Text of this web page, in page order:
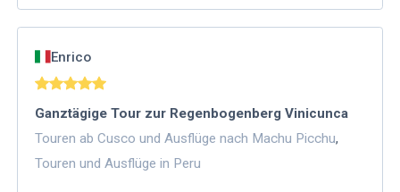
Enrico
Ganztägige Tour zur Regenbogenberg Vinicunca
Touren ab Cusco und Ausflüge nach Machu Picchu,
Touren und Ausflüge in Peru